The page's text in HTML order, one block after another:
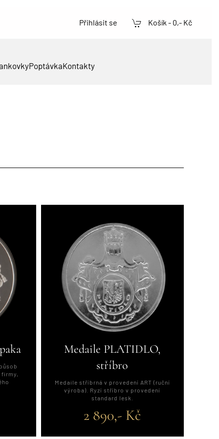
Přihlásit se Košík - 0,- Kč
PoptávkaKontakty
Medaile PLATIDLO,
stříbro
Medaile stříbrná v provedení ART (ruční
výroba). Ryzí stříbro v provedení
standard lesk.
2 890,- Kč